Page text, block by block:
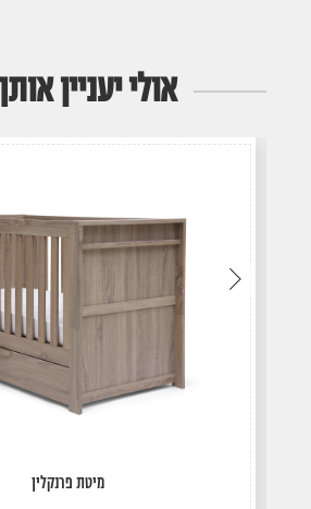
אולי יעניין
עבור
לתמונה
הקודמת
מיטת פרנקלין